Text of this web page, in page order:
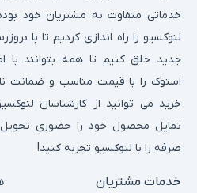
برای انتخاب لپ‌تاپ مناسب، باید به
خدماتی متفاوت به مشتریان خود
لنوکسیو را راه اندازی کردیم تا با
جدید خلق کنیم تا همه بتوانند با
استوک را با قیمت مناسب و ضمانت
خرید می توانید از کارشناسان
تمایل محصول خود را حضوری
صرفه را با لنوکسیو تجربه کنید!
خدمات مشتریان